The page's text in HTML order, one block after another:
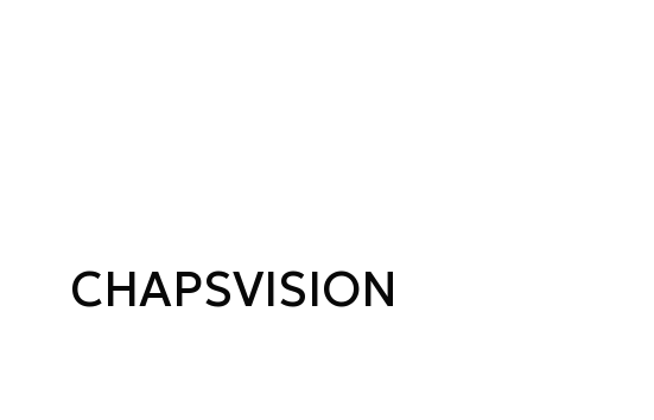
CHAPSVISION